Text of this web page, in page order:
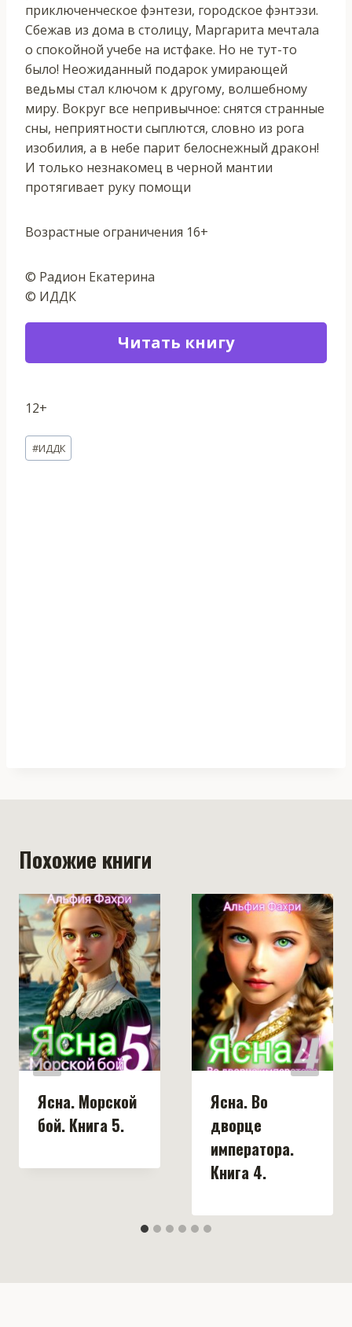
приключенческое фэнтези, городское фэнтэзи.
Сбежав из дома в столицу, Маргарита мечтала
о спокойной учебе на истфаке. Но не тут-то
было! Неожиданный подарок умирающей
ведьмы стал ключом к другому, волшебному
миру. Вокруг все непривычное: снятся странные
сны, неприятности сыплются, словно из рога
изобилия, а в небе парит белоснежный дракон!
И только незнакомец в черной мантии
протягивает руку помощи
Возрастные ограничения 16+
© Радион Екатерина
© ИДДК
Читать книгу
12+
Метки
записи:
#ИДДК
Похожие книги
Ясна. Морской
бой. Книга 5.
Ясна. Во
дворце
императора.
Книга 4.